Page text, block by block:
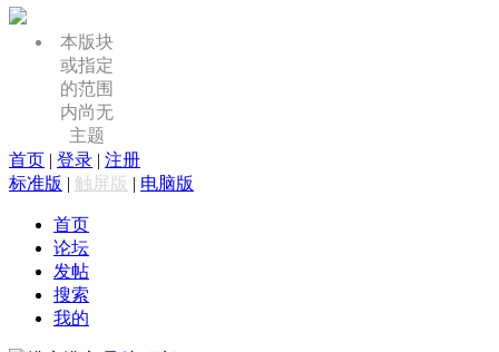
本版块
或指定
的范围
内尚无
主题
首页 | 登录 | 注册
标准版 | 触屏版 | 电脑版
首页
论坛
发帖
搜索
我的